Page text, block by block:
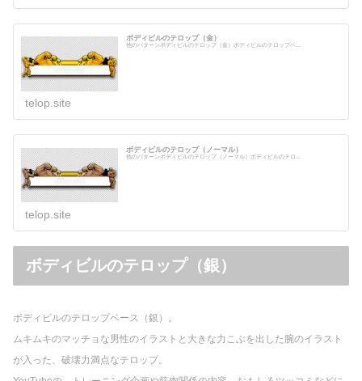
ボディビルのテロップ（金）
他のパターンボディビルのテロップ（金）ボディビルのテロップベ...
telop.site
ボディビルのテロップ（ノーマル）
他のパターンボディビルのテロップ（ノーマル）ボディビルのテロ...
telop.site
ボディビルのテロップ（銀）
ボディビルのテロップベース（銀）。
ムキムキのマッチョな男性のイラストと大きな力こぶを出した腕のイラスト
が入った、破壊力満点なテロップ。